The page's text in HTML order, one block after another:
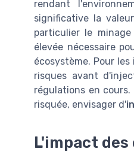
rendant
significative la
particulier le
élevée nécessaire
écosystème. Pour
risques avant
régulations en
risquée, envisager d'
L'impact